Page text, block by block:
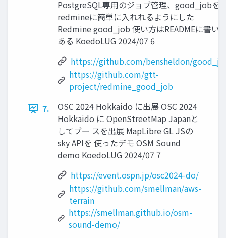
PostgreSQL専用のジョブ管理、good_jobを
redmineに簡単に入れれるようにした
Redmine good_job 使い方はREADMEに書い
ある KoedoLUG 2024/07 6
https://github.com/bensheldon/
https://github.com/gtt-
project/redmine_good_job
7.
OSC 2024 Hokkaido に出展 OSC 2024
Hokkaido に OpenStreetMap Japanと
してブー スを出展 MapLibre GL JSの
sky APIを 使ったデモ OSM Sound
demo KoedoLUG 2024/07 7
https://event.ospn.jp/osc2024-do/
https://github.com/smellman/aws-
terrain
https://smellman.github.io/osm-
sound-demo/